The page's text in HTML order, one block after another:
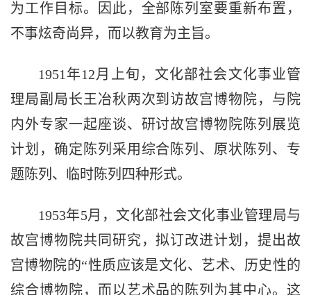
为工作目标。因此，全部陈列室要重新布置，
不事炫奇尚异，而以教育为主旨。
1951年12月上旬，文化部社会文化事业管
理局副局长王冶秋两次到访故宫博物院，与院
内外专家一起座谈、研讨故宫博物院陈列展览
计划，确定陈列采用综合陈列、原状陈列、专
题陈列、临时陈列四种形式。
1953年5月，文化部社会文化事业管理局与
故宫博物院共同研究，拟订改进计划，提出故
宫博物院的“性质应该是文化、艺术、历史性的
综合博物院，而以艺术品的陈列为其中心。这